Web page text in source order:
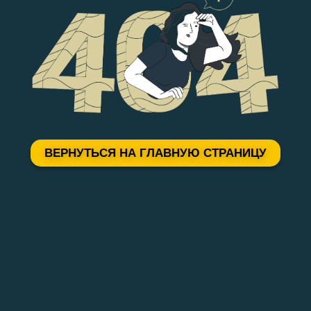
ВЕРНУТЬСЯ НА ГЛАВНУЮ СТРАНИЦУ